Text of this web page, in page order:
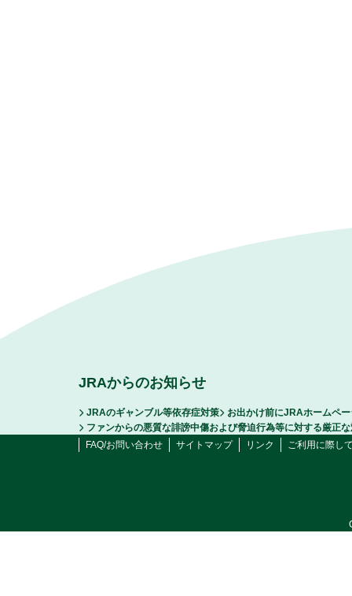
JRAからのお知らせ
JRAのギャンブル等依存症対策
お出かけ前にJRAホームペ
ファンからの悪質な誹謗中傷および脅迫行為等に対する厳正
FAQ/お問い合わせ
サイトマップ リンク ご利用に際し